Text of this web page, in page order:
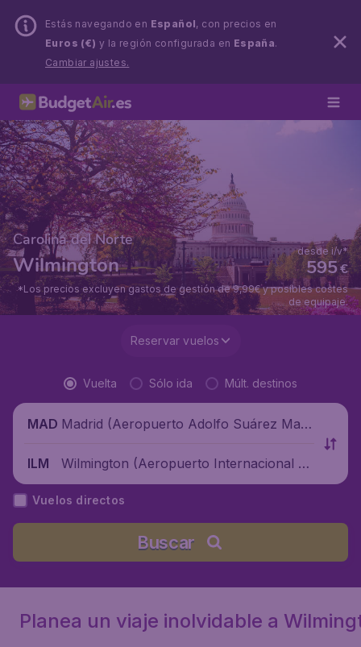
Estás navegando en Español, con precios en
Euros (€) y la región configurada en España.
Cambiar ajustes.
Carolina del Norte
Wilmington €
595
desde i/v*
*Los precios excluyen gastos de gestión de 9,99€ y posibles costes
de equipaje.
Reservar vuelos
Vuelta Sólo ida Múlt. destinos
MAD Madrid (Aeropuerto Adolfo Suárez Madr
ILM
Wilmington (Aeropuerto Internacional de
Wilmington), Estados Unidos
Vuelos directos
Buscar
Planea un viaje inolvidable a